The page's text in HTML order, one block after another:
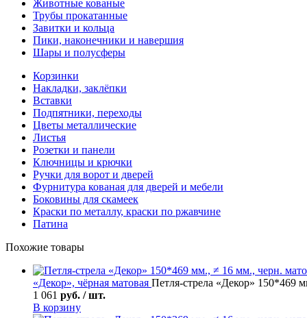
Животные кованые
Трубы прокатанные
Завитки и кольца
Пики, наконечники и навершия
Шары и полусферы
Корзинки
Накладки, заклёпки
Вставки
Подпятники, переходы
Цветы металлические
Листья
Розетки и панели
Ключницы и крючки
Ручки для ворот и дверей
Фурнитура кованая для дверей и мебели
Боковины для скамеек
Краски по металлу, краски по ржавчине
Патина
Похожие товары
«Декор», чёрная матовая Петля-стрела «Декор» 150*469
1 061 руб. / шт.
В корзину